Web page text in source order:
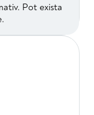
Pot exista